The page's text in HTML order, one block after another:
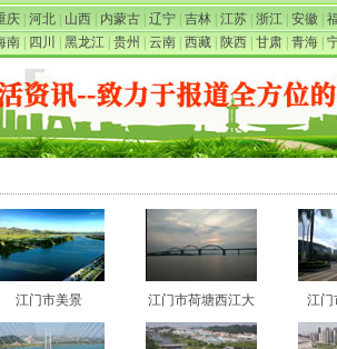
庆 河北 山西 内蒙古 辽宁 吉林 江苏 浙江 安徽
南 四川 黑龙江 贵州 云南 西藏 陕西 甘肃 青海
江门市美景 江门市荷塘西江大 江门